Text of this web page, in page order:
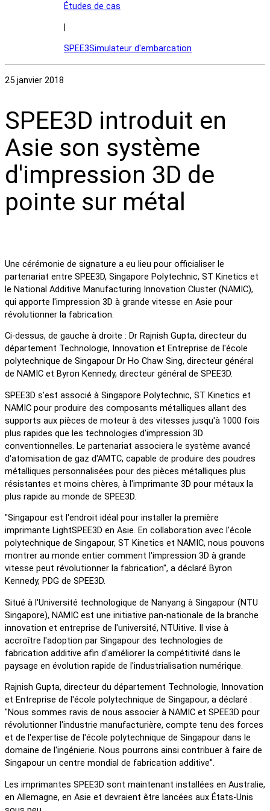
Études de cas
SPEE3Simulateur d'embarcation
25 janvier 2018
SPEE3D introduit en
Asie son système
d'impression 3D de
pointe sur métal
Une cérémonie de signature a eu lieu pour officialiser le
partenariat entre SPEE3D, Singapore Polytechnic, ST Kinetics et
le National Additive Manufacturing Innovation Cluster (NAMIC),
qui apporte l'impression 3D à grande vitesse en Asie pour
révolutionner la fabrication.
Ci-dessus, de gauche à droite : Dr Rajnish Gupta, directeur du
département Technologie, Innovation et Entreprise de l'école
polytechnique de Singapour Dr Ho Chaw Sing, directeur général
de NAMIC et Byron Kennedy, directeur général de SPEE3D.
SPEE3D s'est associé à Singapore Polytechnic, ST Kinetics et
NAMIC pour produire des composants métalliques allant des
supports aux pièces de moteur à des vitesses jusqu'à 1000 fois
plus rapides que les technologies d'impression 3D
conventionnelles. Le partenariat associera le système avancé
d'atomisation de gaz d'AMTC, capable de produire des poudres
métalliques personnalisées pour des pièces métalliques plus
résistantes et moins chères, à l'imprimante 3D pour métaux la
plus rapide au monde de SPEE3D.
"Singapour est l'endroit idéal pour installer la première
imprimante LightSPEE3D en Asie. En collaboration avec l'école
polytechnique de Singapour, ST Kinetics et NAMIC, nous pouvons
montrer au monde entier comment l'impression 3D à grande
vitesse peut révolutionner la fabrication", a déclaré Byron
Kennedy, PDG de SPEE3D.
Situé à l'Université technologique de Nanyang à Singapour (NTU
Singapore), NAMIC est une initiative pan-nationale de la branche
innovation et entreprise de l'université, NTUitive. Il vise à
accroître l'adoption par Singapour des technologies de
fabrication additive afin d'améliorer la compétitivité dans le
paysage en évolution rapide de l'industrialisation numérique.
Rajnish Gupta, directeur du département Technologie, Innovation
et Entreprise de l'école polytechnique de Singapour, a déclaré :
"Nous sommes ravis de nous associer à NAMIC et SPEE3D pour
révolutionner l'industrie manufacturière, compte tenu des forces
et de l'expertise de l'école polytechnique de Singapour dans le
domaine de l'ingénierie. Nous pourrons ainsi contribuer à faire de
Singapour un centre mondial de fabrication additive".
Les imprimantes SPEE3D sont maintenant installées en Australie,
en Allemagne, en Asie et devraient être lancées aux États-Unis